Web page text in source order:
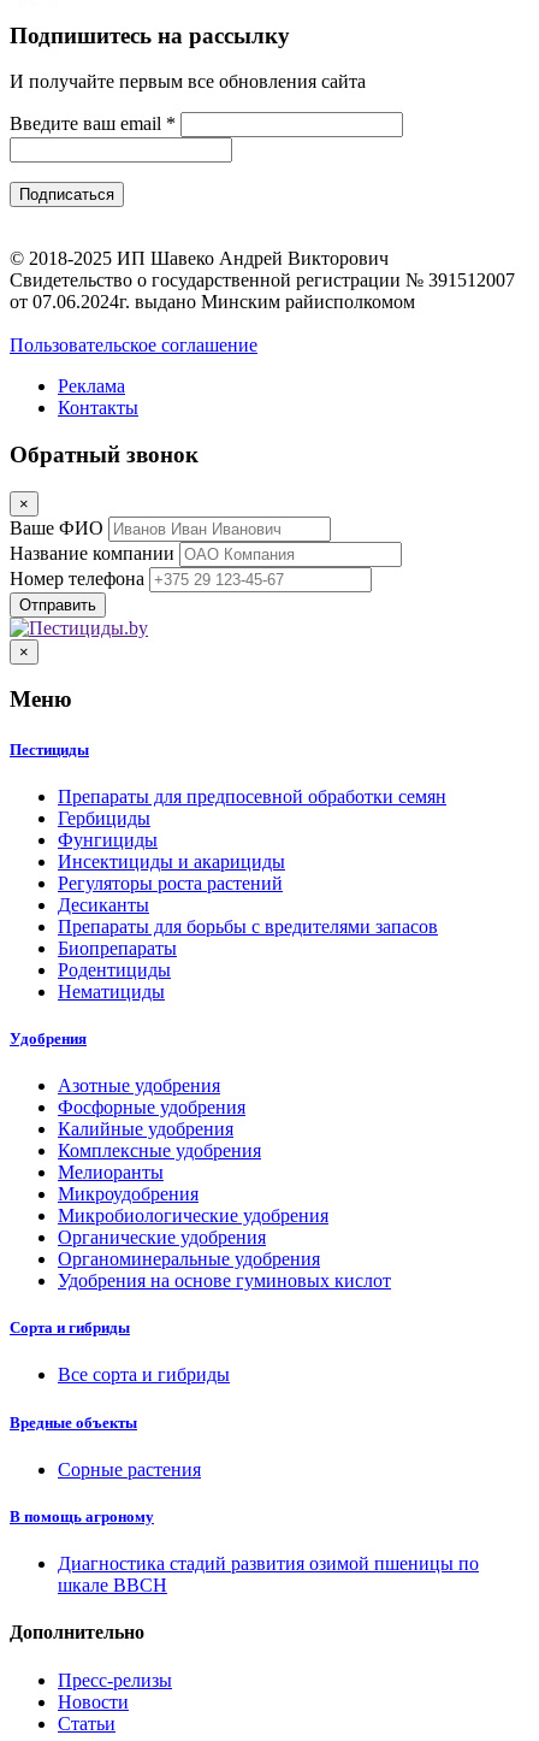
Подпишитесь на рассылку
И получайте первым все обновления сайта
Введите ваш email *
© 2018-2025 ИП Шавеко Андрей Викторович
Свидетельство о государственной регистрации № 391512007
от 07.06.2024г. выдано Минским райисполкомом
Пользовательское соглашение
Реклама
Контакты
Обратный звонок
×
Ваше ФИО
Название компании
Номер телефона
×
Меню
Пестициды
Препараты для предпосевной обработки семян
Гербициды
Фунгициды
Инсектициды и акарициды
Регуляторы роста растений
Десиканты
Препараты для борьбы с вредителями запасов
Биопрепараты
Родентициды
Нематициды
Удобрения
Азотные удобрения
Фосфорные удобрения
Калийные удобрения
Комплексные удобрения
Мелиоранты
Микроудобрения
Микробиологические удобрения
Органические удобрения
Органоминеральные удобрения
Удобрения на основе гуминовых кислот
Сорта и гибриды
Все сорта и гибриды
Вредные объекты
Сорные растения
В помощь агроному
Диагностика стадий развития озимой пшеницы по
шкале ВВСН
Дополнительно
Пресс-релизы
Новости
Статьи